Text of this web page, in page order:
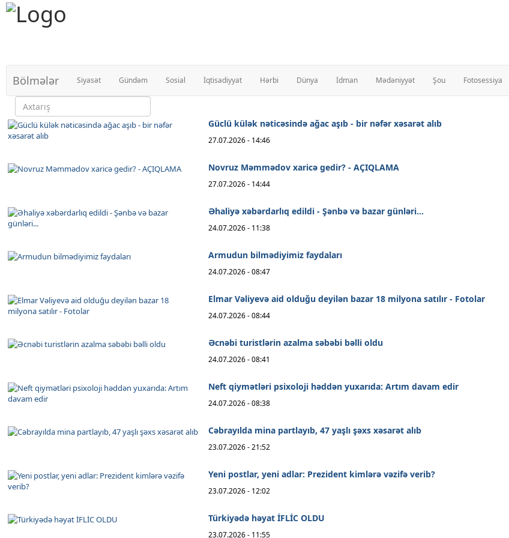
Bölmələr Siyasət Gündəm Sosial İqtisadiyyat Hərbi Dünya İdman Mədəniyyət Şou Fotosessiya
Güclü külək nəticəsində ağac aşıb - bir nəfər xəsarət alıb
27.07.2026 - 14:46
Novruz Məmmədov xaricə gedir? - AÇIQLAMA
27.07.2026 - 14:44
Əhaliyə xəbərdarlıq edildi - Şənbə və bazar günləri...
24.07.2026 - 11:38
Armudun bilmədiyimiz faydaları
24.07.2026 - 08:47
Elmar Vəliyevə aid olduğu deyilən bazar 18 milyona satılır - Fotolar
24.07.2026 - 08:44
Əcnəbi turistlərin azalma səbəbi bəlli oldu
24.07.2026 - 08:41
Neft qiymətləri psixoloji həddən yuxarıda: Artım davam edir
24.07.2026 - 08:38
Cəbrayılda mina partlayıb, 47 yaşlı şəxs xəsarət alıb
23.07.2026 - 21:52
Yeni postlar, yeni adlar: Prezident kimlərə vəzifə verib?
23.07.2026 - 12:02
Türkiyədə həyat İFLİC OLDU
23.07.2026 - 11:55